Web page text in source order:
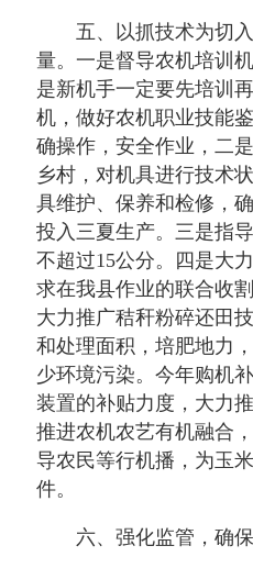
五、以抓技术为切
量。一是督导农机培训
是新机手一定要先培训
机，做好农机职业技能
确操作，安全作业，二
乡村，对机具进行技术
具维护、保养和检修，
投入三夏生产。三是指
不超过15公分。四是大
求在我县作业的联合收
大力推广秸秆粉碎还田
和处理面积，培肥地力
少环境污染。今年购机
装置的补贴力度，大力
推进农机农艺有机融合
导农民等行机播，为玉
件。
六、强化监管，确